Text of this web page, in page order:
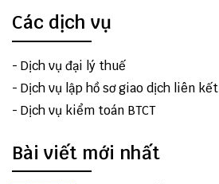
Các dịch vụ
- Dịch vụ đại lý thuế
- Dịch vụ lập hồ sơ giao dịch liên kết
- Dịch vụ kiểm toán BTCT
Bài viết mới nhất